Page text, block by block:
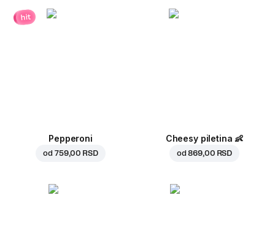
hit
Pepperoni
od 759,00 RSD
Cheesy piletina 👶
od869,00 RSD